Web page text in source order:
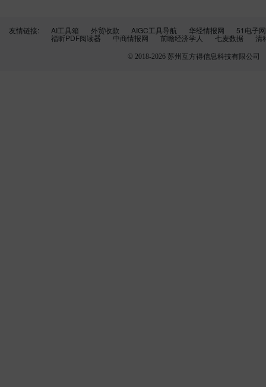
友情链接: AI工具箱 外贸收款 AIGC工具导航 华经情报网 51电子网
福昕PDF阅读器 中商情报网 前瞻经济学人 七麦数据 清
© 2018-2026苏州互方得信息科技有限公司